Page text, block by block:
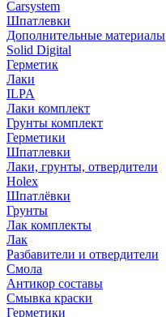
Carsystem
Шпатлевки
Дополнительные материалы
Solid Digital
Герметик
Лаки
ILPA
Лаки комплект
Грунты комплект
Герметики
Шпатлевки
Лаки, грунты, отвердители
Holex
Шпатлёвки
Грунты
Лак комплекты
Лак
Разбавители и отвердители
Смола
Антикор составы
Смывка краски
Герметики